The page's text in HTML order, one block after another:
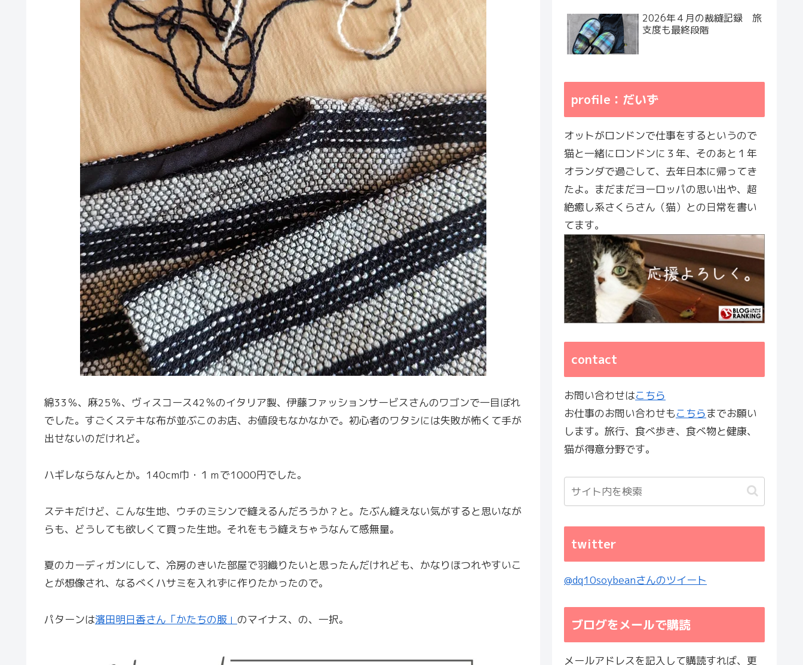
綿33％、麻25％、ヴィスコース42％のイタリア製、伊藤ファッションサービスさんのワゴンで一目ぼれ
でした。すごくステキな布が並ぶこのお店、お値段もなかなかで。初心者のワタシには失敗が怖くて手が
出せないのだけれど。
ハギレならなんとか。140cm巾・１ｍで1000円でした。
ステキだけど、こんな生地、ウチのミシンで縫えるんだろうか？と。たぶん縫えない気がすると思いなが
らも、どうしても欲しくて買った生地。それをもう縫えちゃうなんて感無量。
夏のカーディガンにして、冷房のきいた部屋で羽織りたいと思ったんだけれども、かなりほつれやすいこ
とが想像され、なるべくハサミを入れずに作りたかったので。
パターンは濱田明日香さん「かたちの服」 のマイナス、の、一択。
2026年４月の裁縫記録 旅
支度も最終段階
profile：だいず
オットがロンドンで仕事をするというので
猫と一緒にロンドンに３年、そのあと１年
オランダで過ごして、去年日本に帰ってき
たよ。まだまだヨーロッパの思い出や、超
絶癒し系さくらさん（猫）との日常を書い
てます。
contact
お問い合わせはこちら
お仕事のお問い合わせもこちらまでお願い
します。旅行、食べ歩き、食べ物と健康、
猫が得意分野です。
twitter
@dq10soybeanさんのツイート
ブログをメールで購読
メールアドレスを記入して購読すれば、更